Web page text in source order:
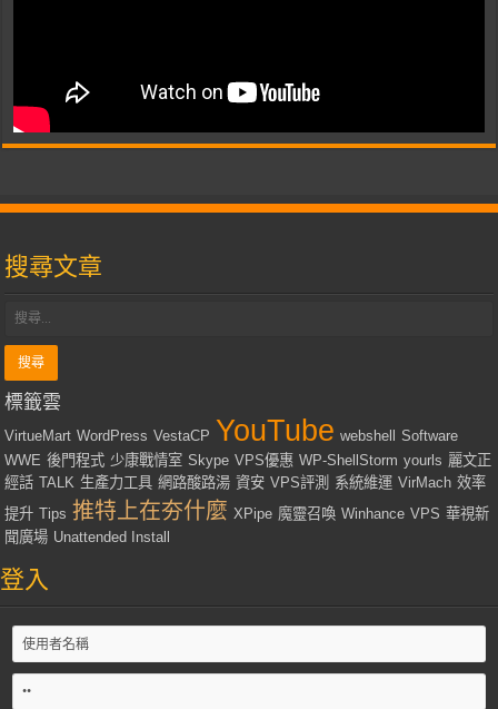
搜尋文章
標籤雲
VirtueMart WordPress VestaCP YouTube webshell
Software
WWE 後門程式 少康戰情室 Skype VPS優惠 WP-ShellStorm yourls 麗文正
經話 TALK 生產力工具 網路酸路湯 資安 VPS評測 系統維運 VirMach 效率
提升 Tips 推特上在夯什麼 XPipe 魔靈召喚 Winhance VPS 華視新
聞廣場 Unattended Install
登入